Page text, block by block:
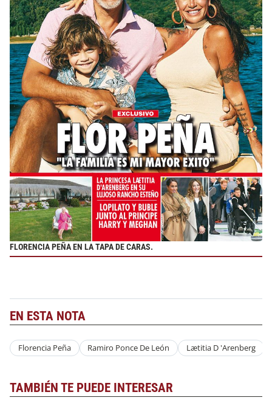
FLORENCIA PEÑA EN LA TAPA DE CARAS.
EN ESTA NOTA
Florencia Peña Ramiro Ponce De León Lætitia D 'Arenberg
TAMBIÉN TE PUEDE INTERESAR